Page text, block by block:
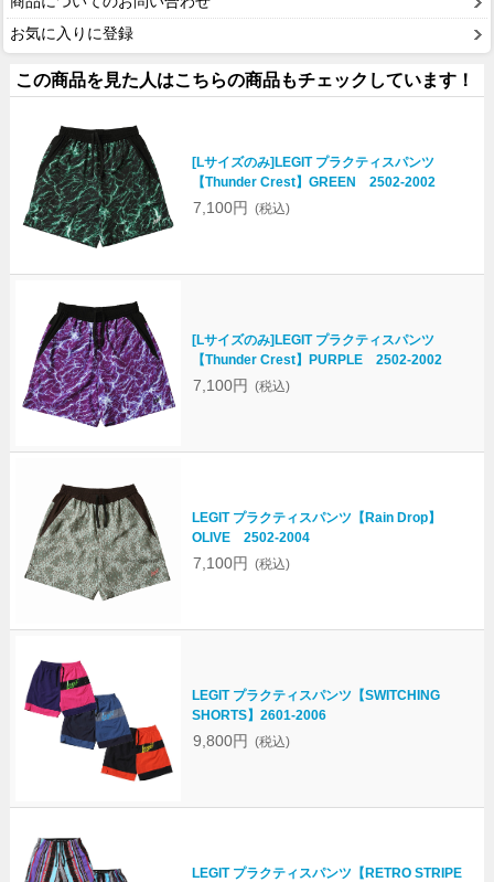
お気に入りに登録
この商品を見た人はこちらの商品もチェックしています！
[Lサイズのみ]LEGIT プラクティスパンツ
【Thunder Crest】GREEN 2502-2002
7,100円 (税込)
[Lサイズのみ]LEGIT プラクティスパンツ
【Thunder Crest】PURPLE 2502-2002
7,100円 (税込)
LEGIT プラクティスパンツ【Rain Drop】
OLIVE 2502-2004
7,100円 (税込)
LEGIT プラクティスパンツ【SWITCHING
SHORTS】2601-2006
9,800円 (税込)
LEGIT プラクティスパンツ【RETRO STRIPE